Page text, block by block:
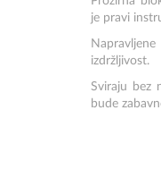
je pravi
izdržljivost.
Sviraju bez
bude